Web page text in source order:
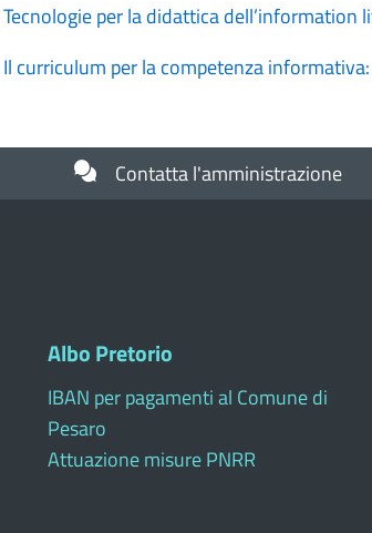
per la didattica dell’information
curriculum per la competenza
Contatta l'amministrazione
Albo Pretorio
IBAN per pagamenti al Comune di
Pesaro
Attuazione misure PNRR